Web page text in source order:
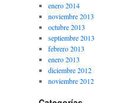
enero 2014
noviembre 2013
octubre 2013
septiembre 2013
febrero 2013
enero 2013
diciembre 2012
noviembre 2012